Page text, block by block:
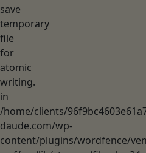
save
temporary
file
for
atomic
writing.
in
/home/clients/
daude.com/wp-
content/plugins/wordfence/